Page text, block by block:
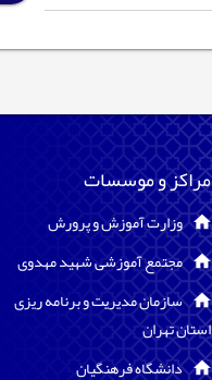
مراکز و موسسات
وزارت آموزش و پرورش
مجتمع آموزشی شهید مهدوی
سازمان مدیریت و برنامه ریزی
استان تهران
دانشگاه فرهنگیان